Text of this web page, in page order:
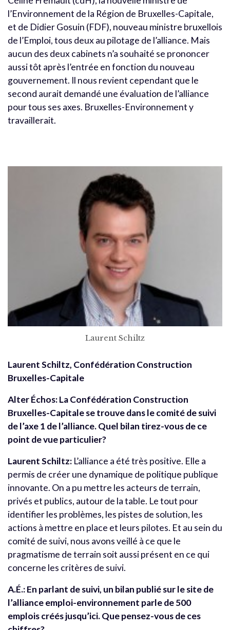
l’Environnement de la Région de Bruxelles-Capitale,
et de Didier Gosuin (FDF), nouveau ministre bruxellois
de l’Emploi, tous deux au pilotage de l’alliance. Mais
aucun des deux cabinets n’a souhaité se prononcer
aussi tôt après l’entrée en fonction du nouveau
gouvernement. Il nous revient cependant que le
second aurait demandé une évaluation de l’alliance
pour tous ses axes. Bruxelles-Environnement y
travaillerait.
Laurent Schiltz
Laurent Schiltz, Confédération Construction
Bruxelles-Capitale
Alter Échos: La Confédération Construction
Bruxelles-Capitale se trouve dans le comité de suivi
de l’axe 1 de l’alliance. Quel bilan tirez-vous de ce
point de vue particulier?
Laurent Schiltz: L’alliance a été très positive. Elle a
permis de créer une dynamique de politique publique
innovante. On a pu mettre les acteurs de terrain,
privés et publics, autour de la table. Le tout pour
identifier les problèmes, les pistes de solution, les
actions à mettre en place et leurs pilotes. Et au sein du
comité de suivi, nous avons veillé à ce que le
pragmatisme de terrain soit aussi présent en ce qui
concerne les critères de suivi.
A.É.: En parlant de suivi, un bilan publié sur le site de
l’alliance emploi-environnement parle de 500
emplois créés jusqu’ici. Que pensez-vous de ces